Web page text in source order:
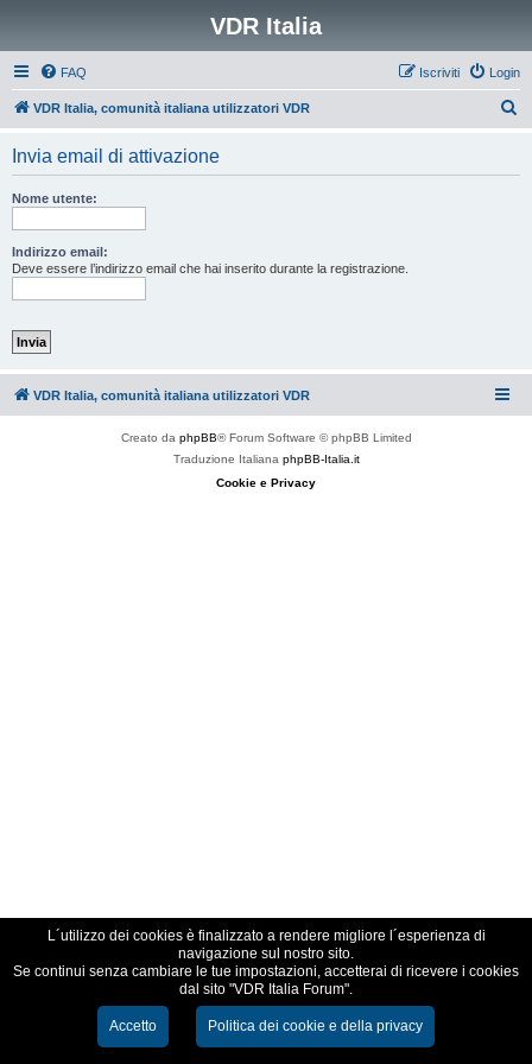
VDR Italia
FAQ Login
Iscriviti
VDR Italia, comunità italiana utilizzatori VDR
Invia email di attivazione
Nome utente:
Indirizzo email:
Deve essere l’indirizzo email che hai inserito durante la registrazione.
VDR Italia, comunità italiana utilizzatori VDR
Creato da phpBB® Forum Software © phpBB Limited
Traduzione Italiana phpBB-Italia.it
Cookie e Privacy
L´utilizzo dei cookies è finalizzato a rendere migliore l´esperienza di
navigazione sul nostro sito.
Se continui senza cambiare le tue impostazioni, accetterai di ricevere i cookies
dal sito "VDR Italia Forum".
Accetto Politica dei cookie e della privacy